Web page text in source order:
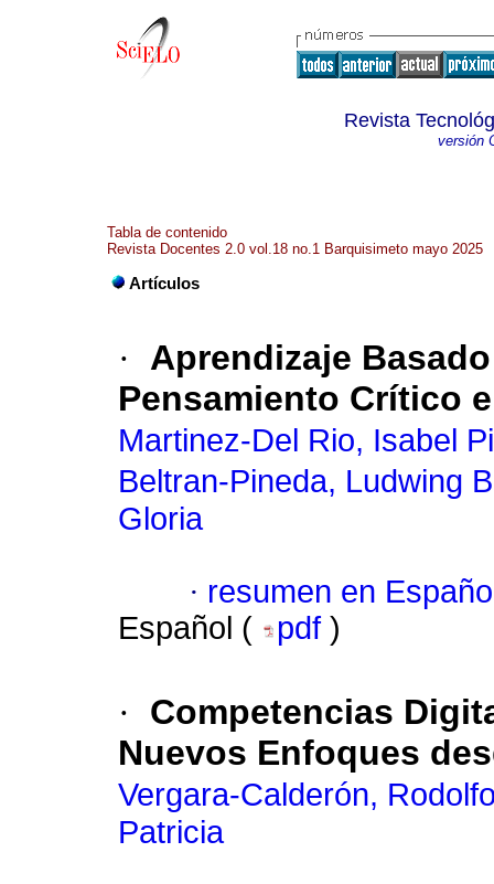
Revista
versión
Tabla de contenido
Revista Docentes 2.0 vol.18 no.1 Barquisimeto mayo 2025
Artículos
·
Aprendizaje
Pensamiento Crítico
Martinez-Del Rio, Isabel
Beltran-Pineda, Ludwing
Gloria
· resumen en
Español (
pdf )
·
Competencias
Nuevos Enfoques
Vergara-Calderón,
Patricia